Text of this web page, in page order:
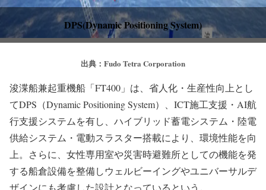
DPS(Dynamic Positioning System)
出典：Fudo Tetra Corporation
浚渫船兼起重機船「FT400」は、省人化・生産性向上とし
てDPS（Dynamic Positioning System）、ICT施工支援・AI航
行支援システムを有し、ハイブリッド蓄電システム・陸電
供給システム・電動スラスター搭載により、環境性能を向
上。さらに、女性専用室や災害時避難所としての機能を発
する船倉設備を整備しウェルビーイングやユニバーサルデ
ザインにも考慮した設計となっているという。